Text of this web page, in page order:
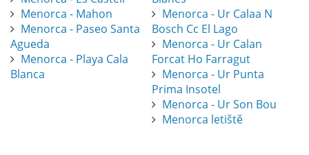
Menorca - Mahon
Menorca - Paseo Santa
Agueda
Menorca - Playa Cala
Blanca
Menorca - Ur Calaa N
Bosch Cc El Lago
Menorca - Ur Calan
Forcat Ho Farragut
Menorca - Ur Punta
Prima Insotel
Menorca - Ur Son Bou
Menorca letiště